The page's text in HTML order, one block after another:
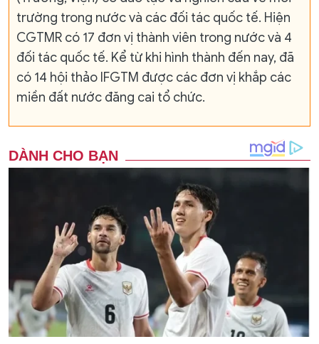
trường trong nước và các đối tác quốc tế. Hiện
CGTMR có 17 đơn vị thành viên trong nước và 4
đối tác quốc tế. Kể từ khi hình thành đến nay, đã
có 14 hội thảo IFGTM được các đơn vị khắp các
miền đất nước đăng cai tổ chức.